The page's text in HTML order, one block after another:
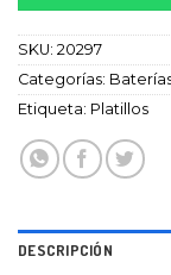
SKU: 20297
Categorías:
Etiqueta: Platillos
DESCRIPCIÓN